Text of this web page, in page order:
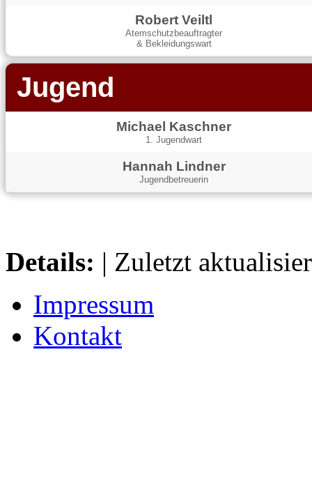
Robert Veiltl
Atemschutzbeauftragter
& Bekleidungswart
Jugend
Michael Kaschner
1. Jugendwart
Hannah Lindner
Jugendbetreuerin
Details: | Zuletzt
Impressum
Kontakt